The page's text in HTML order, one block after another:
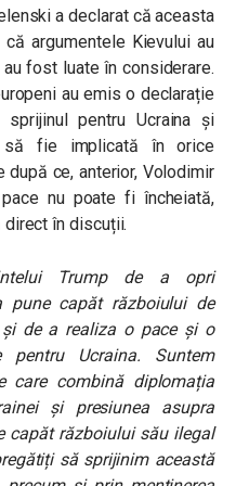
a declarat că aceasta
argumentele Kievului au
fost luate în considerare.
au emis o declarație
pentru Ucraina și
să fie implicată în orice
ce, anterior, Volodimir
nu poate fi încheiată,
direct în discuții.
Trump de a opri
pune capăt războiului de
și de a realiza o pace și o
Ucraina. Suntem
care combină diplomația
și presiunea asupra
capăt războiului său ilegal
să sprijinim această